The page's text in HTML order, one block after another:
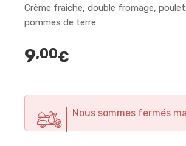
Crème fraîche, double fromage,
pommes de terre
9,00€
Nous sommes fermés